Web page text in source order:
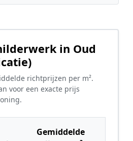
in Oud
richtprijzen per m².
voor een exacte prijs
Gemiddelde